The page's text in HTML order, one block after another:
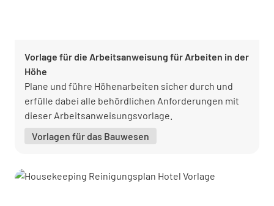
Vorlage für die Arbeitsanweisung für Arbeiten in der
Höhe
Plane und führe Höhenarbeiten sicher durch und
erfülle dabei alle behördlichen Anforderungen mit
dieser Arbeitsanweisungsvorlage.
Vorlagen für das Bauwesen